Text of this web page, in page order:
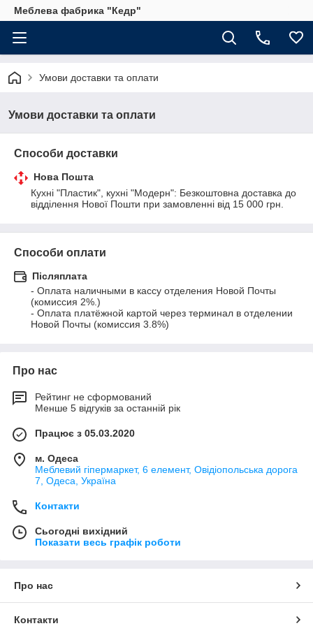
Меблева фабрика "Кедр"
Умови доставки та оплати
Умови доставки та оплати
Способи доставки
Нова Пошта
Кухні "Пластик", кухні "Модерн": Безкоштовна доставка до
відділення Нової Пошти при замовленні від 15 000 грн.
Способи оплати
Післяплата
- Оплата наличными в кассу отделения Новой Почты
(комиссия 2%.)
- Оплата платёжной картой через терминал в отделении
Новой Почты (комиссия 3.8%)
Про нас
Рейтинг не сформований
Менше 5 відгуків за останній рік
Працює з 05.03.2020
м. Одеса
Меблевий гіпермаркет, 6 елемент, Овідіопольська дорога
7, Одеса, Україна
Контакти
Сьогодні вихідний
Показати весь графік роботи
Про нас
Контакти